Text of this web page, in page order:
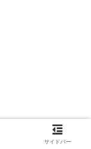
サイドバー